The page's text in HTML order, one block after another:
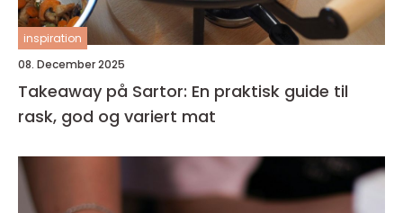
inspiration
08. December 2025
Takeaway på Sartor: En praktisk guide til
rask, god og variert mat